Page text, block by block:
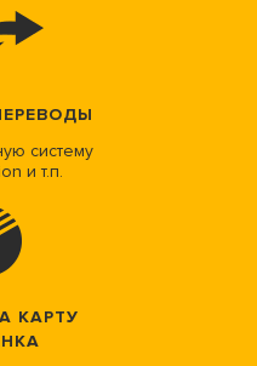
систему
и т.п.
КАРТУ